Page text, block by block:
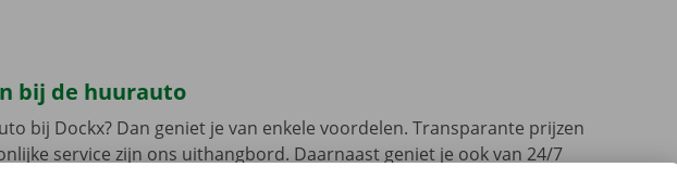
bij de huurauto
bij Dockx? Dan geniet je van enkele voordelen. Transparante prijzen
service zijn ons uithangbord. Daarnaast geniet je ook van 24/7